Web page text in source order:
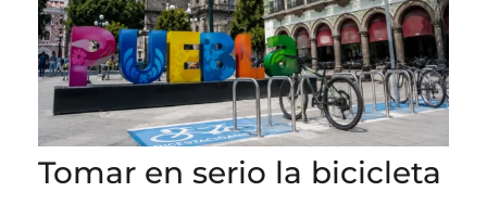
Tomar en serio la bicicleta